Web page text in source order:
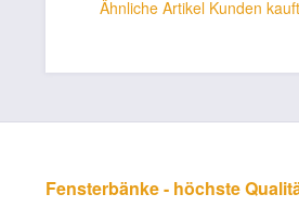
Ähnliche Artikel Kunden
Fensterbänke - höchste